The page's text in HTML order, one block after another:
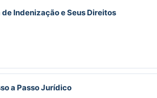
Indenização e Seus Direitos
a Passo Jurídico